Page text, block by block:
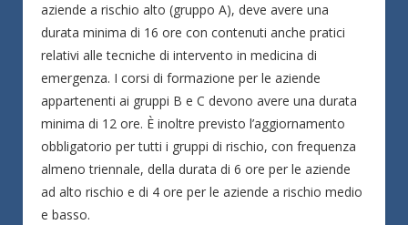
aziende a rischio alto (gruppo A), deve avere una
durata minima di 16 ore con contenuti anche pratici
relativi alle tecniche di intervento in medicina di
emergenza. I corsi di formazione per le aziende
appartenenti ai gruppi B e C devono avere una durata
minima di 12 ore. È inoltre previsto l’aggiornamento
obbligatorio per tutti i gruppi di rischio, con frequenza
almeno triennale, della durata di 6 ore per le aziende
ad alto rischio e di 4 ore per le aziende a rischio medio
e basso.